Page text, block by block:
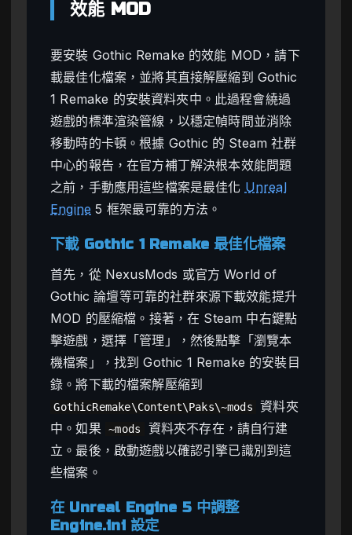
效能 MOD
要安裝 Gothic Remake 的效能 MOD，請下
載最佳化檔案，並將其直接解壓縮到 Gothic
1 Remake 的安裝資料夾中。此過程會繞過
遊戲的標準渲染管線，以穩定幀時間並消除
移動時的卡頓。根據 Gothic 的 Steam 社群
中心的報告，在官方補丁解決根本效能問題
之前，手動應用這些檔案是最佳化 Unreal
Engine 5 框架最可靠的方法。
下載 Gothic 1 Remake 最佳化檔案
首先，從 NexusMods 或官方 World of
Gothic 論壇等可靠的社群來源下載效能提升
MOD 的壓縮檔。接著，在 Steam 中右鍵點
擊遊戲，選擇「管理」，然後點擊「瀏覽本
機檔案」，找到 Gothic 1 Remake 的安裝目
錄。將下載的檔案解壓縮到
GothicRemake\Content\Paks\~mods
資料夾
中。如果
~mods
資料夾不存在，請自行建
立。最後，啟動遊戲以確認引擎已識別到這
些檔案。
在 Unreal Engine 5 中調整
Engine.ini 設定